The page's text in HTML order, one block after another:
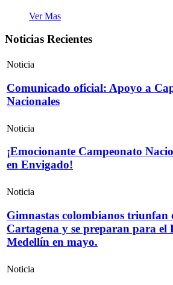
Ver Mas
Noticias Recientes
Noticia
Comunicado oficial: Apoyo a
Nacionales
Noticia
¡Emocionante Campeonato
en Envigado!
Noticia
Gimnastas colombianos triunfan
Cartagena y se preparan para el
Medellín en mayo.
Noticia